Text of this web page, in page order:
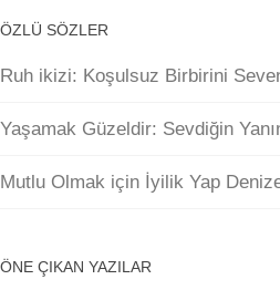
ÖZLÜ SÖZLER
Ruh ikizi: Koşulsuz Birbirini
Yaşamak Güzeldir: Sevdiğin
Mutlu Olmak için İyilik Yap
ÖNE ÇIKAN YAZILAR